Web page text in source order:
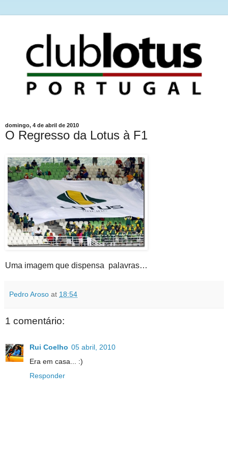
domingo, 4 de abril de 2010
O Regresso da Lotus à F1
Uma imagem que dispensa palavras…
Pedro Aroso at 18:54
1 comentário:
Rui Coelho 05 abril, 2010
Era em casa... :)
Responder